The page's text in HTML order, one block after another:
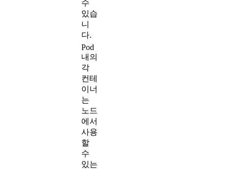
수
있습
니
다.
Pod
내의
각
컨테
이너
는
노드
에서
사용
할
수
있는